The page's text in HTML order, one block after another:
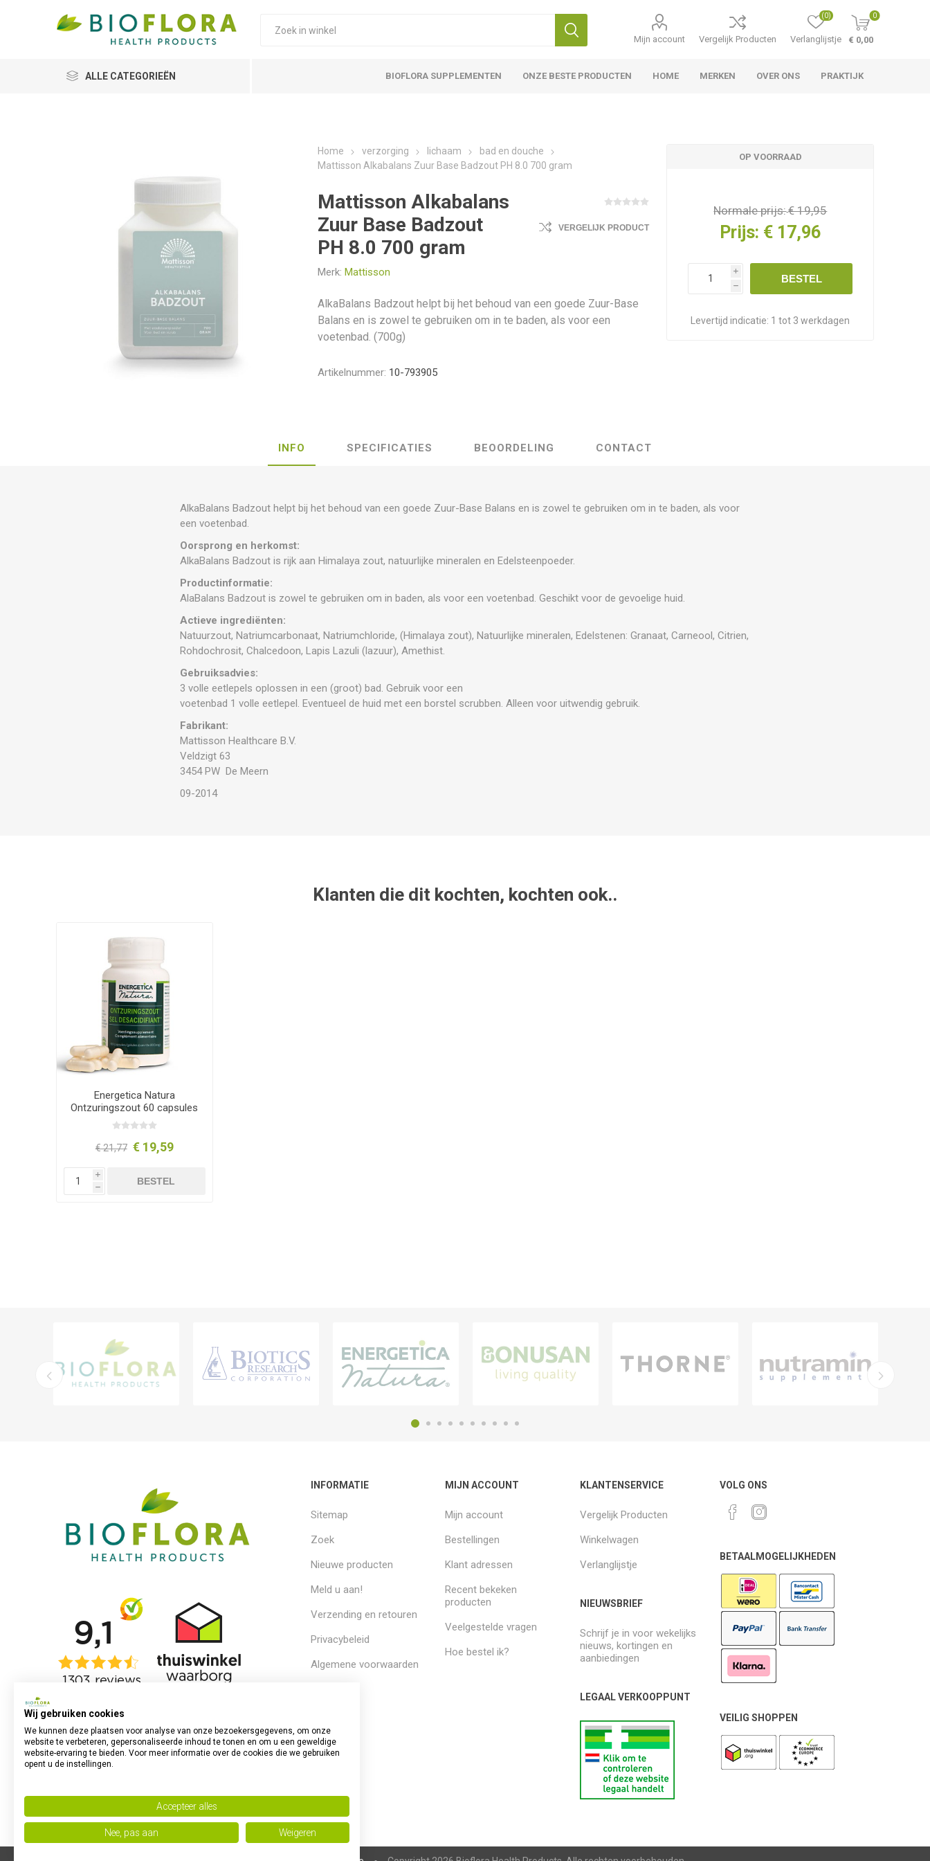
Mijn account Vergelijk Producten Verlanglijstje
(0) 0
€ 0,00
ALLE CATEGORIEËN BIOFLORA SUPPLEMENTEN ONZE BESTE PRODUCTEN HOME MERKEN OVER ONS PRAKTIJK
Home verzorging lichaam
bad en douche
Mattisson Alkabalans Zuur Base Badzout PH 8.0 700 gram
Mattisson Alkabalans
Zuur Base Badzout
PH 8.0 700 gram
Merk: Mattisson
VERGELIJK PRODUCT
AlkaBalans Badzout helpt bij het behoud van een goede Zuur-Base
Balans en is zowel te gebruiken om in te baden, als voor een
voetenbad. (700g)
Artikelnummer: 10-793905
OP VOORRAAD
Normale prijs:€ 19,95
Prijs: € 17,96
i
h
BESTEL
Levertijd indicatie: 1 tot 3 werkdagen
INFO SPECIFICATIES BEOORDELING CONTACT
AlkaBalans Badzout helpt bij het behoud van een goede Zuur-Base Balans en is zowel te gebruiken om in te baden, als voor
een voetenbad.
Oorsprong en herkomst:
AlkaBalans Badzout is rijk aan Himalaya zout, natuurlijke mineralen en Edelsteenpoeder.
Productinformatie:
AlaBalans Badzout is zowel te gebruiken om in baden, als voor een voetenbad. Geschikt voor de gevoelige huid.
Actieve ingrediënten:
Natuurzout, Natriumcarbonaat, Natriumchloride, (Himalaya zout), Natuurlijke mineralen, Edelstenen: Granaat, Carneool, Citrien,
Rohdochrosit, Chalcedoon, Lapis Lazuli (lazuur), Amethist.
Gebruiksadvies:
3 volle eetlepels oplossen in een (groot) bad. Gebruik voor een
voetenbad 1 volle eetlepel. Eventueel de huid met een borstel scrubben. Alleen voor uitwendig gebruik.
Fabrikant:
Mattisson Healthcare B.V.
Veldzigt 63
3454 PW De Meern
09-2014
Klanten die dit kochten, kochten ook..
Energetica Natura
Ontzuringszout 60 capsules
€ 21,77 € 19,59
i
h
BESTEL
INFORMATIE
Sitemap
Zoek
Nieuwe producten
Meld u aan!
Verzending en retouren
Privacybeleid
Algemene voorwaarden
MIJN ACCOUNT
Mijn account
Bestellingen
Klant adressen
Recent bekeken
producten
Veelgestelde vragen
Hoe bestel ik?
KLANTENSERVICE
Vergelijk Producten
Winkelwagen
Verlanglijstje
NIEUWSBRIEF
Schrijf je in voor wekelijks
nieuws, kortingen en
aanbiedingen
LEGAAL VERKOOPPUNT
VOLG ONS
BETAALMOGELIJKHEDEN
VEILIG SHOPPEN
Wij gebruiken cookies
We kunnen deze plaatsen voor analyse van onze bezoekersgegevens, om onze
website te verbeteren, gepersonaliseerde inhoud te tonen en om u een geweldige
website-ervaring te bieden. Voor meer informatie over de cookies die we gebruiken
opent u de instellingen.
Accepteer alles
Nee, pas aan Weigeren